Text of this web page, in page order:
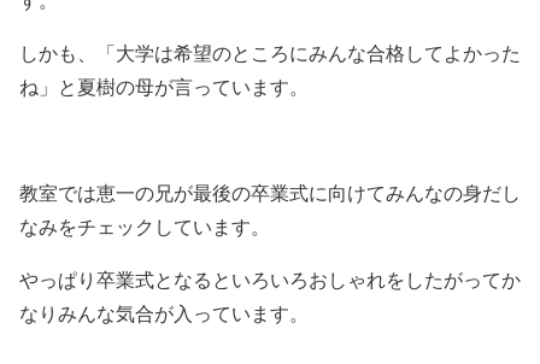
しかも、「大学は希望のところにみんな合格してよかった
ね」と夏樹の母が言っています。
教室では恵一の兄が最後の卒業式に向けてみんなの身だし
なみをチェックしています。
やっぱり卒業式となるといろいろおしゃれをしたがってか
なりみんな気合が入っています。